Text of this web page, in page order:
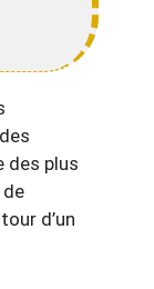
des plus
de
d’un